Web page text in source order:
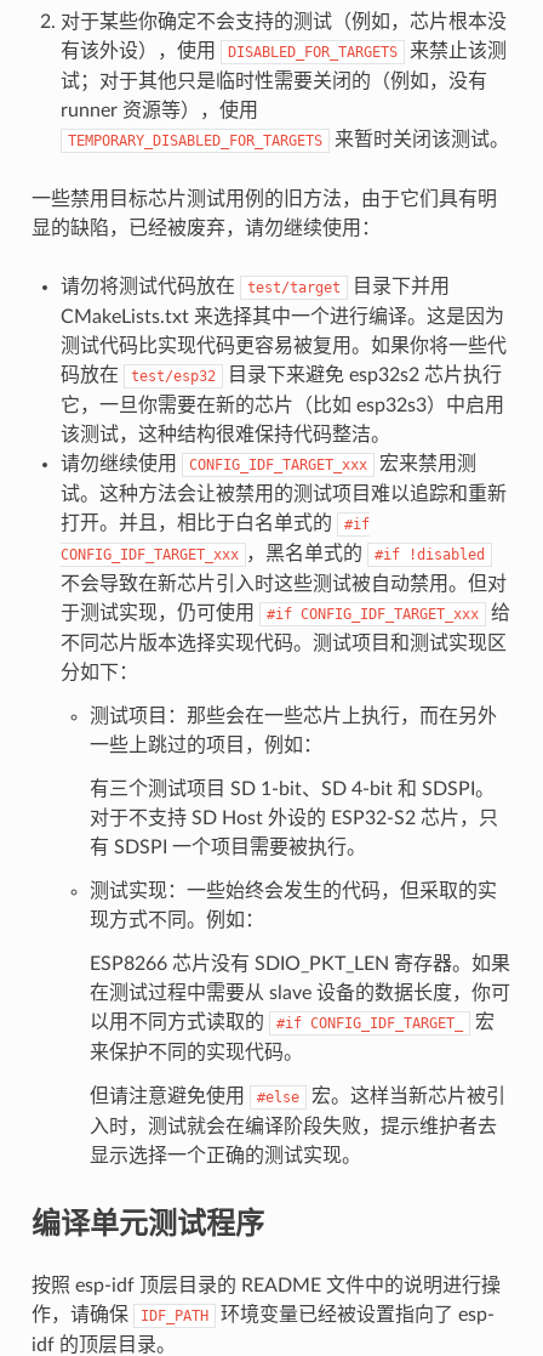
对于某些你确定不会支持的测试（例如，芯片根本没
有该外设），使用
DISABLED_FOR_TARGETS
来禁止该测
试；对于其他只是临时性需要关闭的（例如，没有
runner 资源等），使用
TEMPORARY_DISABLED_FOR_TARGETS 来暂时关闭该测试。
一些禁用目标芯片测试用例的旧方法，由于它们具有明
显的缺陷，已经被废弃，请勿继续使用：
请勿将测试代码放在 test/target
目录下并用
CMakeLists.txt 来选择其中一个进行编译。这是因为
测试代码比实现代码更容易被复用。如果你将一些代
码放在
test/esp32
目录下来避免 esp32s2 芯片执行
它，一旦你需要在新的芯片（比如 esp32s3）中启用
该测试，这种结构很难保持代码整洁。
请勿继续使用
CONFIG_IDF_TARGET_xxx
宏来禁用测
试。这种方法会让被禁用的测试项目难以追踪和重新
打开。并且，相比于白名单式的
#if
CONFIG_IDF_TARGET_xxx ，黑名单式的 #if !disabled
不会导致在新芯片引入时这些测试被自动禁用。但对
于测试实现，仍可使用
#if CONFIG_IDF_TARGET_xxx
给
不同芯片版本选择实现代码。测试项目和测试实现区
分如下：
测试项目：那些会在一些芯片上执行，而在另外
一些上跳过的项目，例如：
有三个测试项目 SD 1-bit、SD 4-bit 和 SDSPI。
对于不支持 SD Host 外设的 ESP32-S2 芯片，只
有 SDSPI 一个项目需要被执行。
测试实现：一些始终会发生的代码，但采取的实
现方式不同。例如：
ESP8266 芯片没有 SDIO_PKT_LEN 寄存器。如果
在测试过程中需要从 slave 设备的数据长度，你可
以用不同方式读取的
#if CONFIG_IDF_TARGET_
宏
来保护不同的实现代码。
但请注意避免使用 #else
宏。这样当新芯片被引
入时，测试就会在编译阶段失败，提示维护者去
显示选择一个正确的测试实现。
编译单元测试程序
按照 esp-idf 顶层目录的 README 文件中的说明进行操
作，请确保
IDF_PATH
环境变量已经被设置指向了 esp-
idf 的顶层目录。